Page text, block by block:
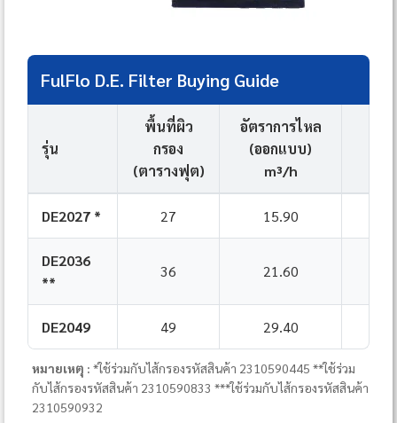
FulFlo D.E. Filter Buying Guide
รุ่น
พื้นที่ผิว
กรอง
(ตารางฟุต)
อัตราการไหล
(ออกแบบ)
m³/h
DE2027 * 27 15.90
DE2036
**
36 21.60
DE2049 49 29.40
หมายเหตุ : *ใช้ร่วมกับไส้กรองรหัสสินค้า 2310590445 **ใช้ร่วม
กับไส้กรองรหัสสินค้า 2310590833 ***ใช้ร่วมกับไส้กรองรหัสสินค้า
2310590932